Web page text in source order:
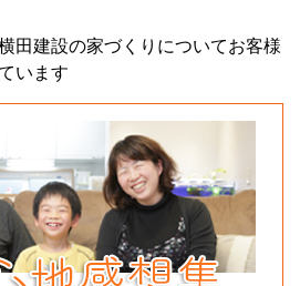
田建設の家づくりについてお客様
います